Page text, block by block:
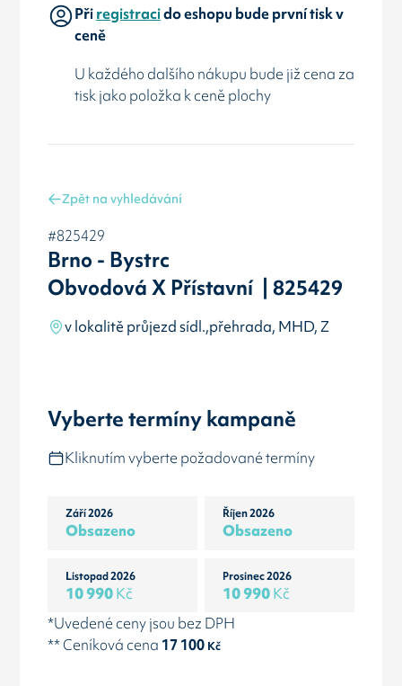
Přiregistracido eshopu bude první tisk v
ceně
U každého dalšího nákupu bude již cena za
tisk jako položka k ceně plochy
Zpět na vyhledávání
#825429
Brno - Bystrc
Obvodová X Přístavní | 825429
v lokalitě průjezd sídl.,přehrada, MHD, Z
Vyberte termíny kampaně
Kliknutím vyberte požadované termíny
Září 2026
Obsazeno
Říjen 2026
Obsazeno
Listopad 2026
10 990Kč
Prosinec 2026
10 990Kč
*Uvedené ceny jsou bez DPH
** Ceníková cena 17 100Kč